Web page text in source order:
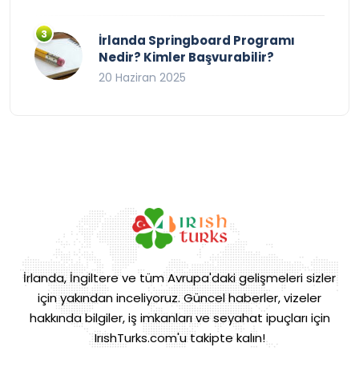
İrlanda Springboard Programı
Nedir? Kimler Başvurabilir?
20 Haziran 2025
İrlanda, İngiltere ve tüm Avrupa'daki gelişmeleri sizler
için yakından inceliyoruz. Güncel haberler, vizeler
hakkında bilgiler, iş imkanları ve seyahat ipuçları için
IrıshTurks.com'u takipte kalın!